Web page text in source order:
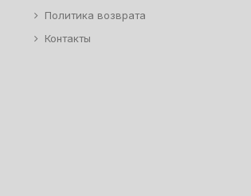
Политика возврата
Контакты